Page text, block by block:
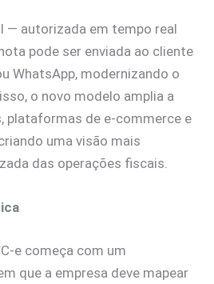
— autorizada em tempo real
pode ser enviada ao cliente
WhatsApp, modernizando o
o novo modelo amplia a
plataformas de e-commerce e
uma visão mais
das operações fiscais.
e começa com um
que a empresa deve mapear